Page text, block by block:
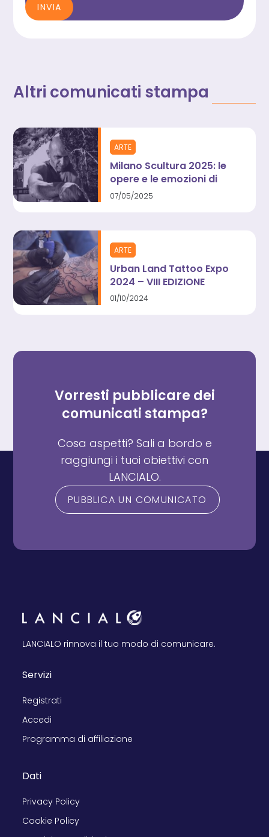
INVIA
Altri comunicati stampa
ARTE
Milano Scultura 2025: le
opere e le emozioni di
Cesare Catania tra
07/05/2025
ARTE
Urban Land Tattoo Expo
2024 – VIII EDIZIONE
01/10/2024
Vorresti pubblicare dei
comunicati stampa?
Cosa aspetti? Sali a bordo e
raggiungi i tuoi obiettivi con
LANCIALO.
PUBBLICA UN COMUNICATO
LANCIALO rinnova il tuo modo di comunicare.
Servizi
Registrati
Accedi
Programma di affiliazione
Dati
Privacy Policy
Cookie Policy